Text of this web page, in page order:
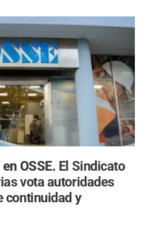
OSSE. El Sindicato
vota autoridades
continuidad y